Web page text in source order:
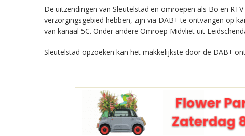
De uitzendingen van Sleutelstad en omroepen als Bo en
verzorgingsgebied hebben, zijn via DAB+ te ontvangen op
van kanaal 5C. Onder andere Omroep Midvliet uit
Sleutelstad opzoeken kan het makkelijkste door de DAB+